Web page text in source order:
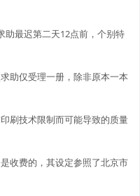
最迟第二天12点前，个别特
助仅受理一册，除非原本一本
刷技术限制而可能导致的质量
收费的，其设定参照了北京市